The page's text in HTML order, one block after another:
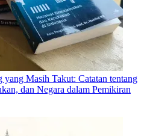
yang Masih Takut: Catatan tentang
dan Negara dalam Pemikiran